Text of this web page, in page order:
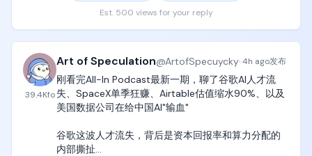
Est. 500 views for your reply
39.4Kfo
Art of Speculation@ArtofSpecuycky·4h ago发布
刚看完All-In Podcast最新一期，聊了谷歌AI人才流
失、SpaceX单季狂赚、Airtable估值缩水90%、以及
美国数据公司在给中国AI"输血"
谷歌这波人才流失，背后是资本回报率和算力分配的
内部撕扯